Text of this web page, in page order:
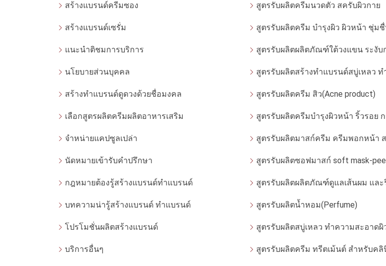
สร้างแบรนด์ครีมซอง
สร้างแบรนด์เซรั่ม
แนะนำติชมการบริการ
นโยบายส่วนบุคคล
สร้างทำแบรนด์ดูดวงด้วยชื่อมงคล
เลือกสูตรผลิตครีมผลิตอาหารเสริม
จำหน่ายแคปซูลเปล่า
นัดหมายเข้ารับคำปรึกษา
กฎหมายต้องรู้สร้างแบรนด์ทำแบรนด์
บทความน่ารู้สร้างแบรนด์ ทำแบรนด์
โปรโมชั่นผลิตสร้างแบรนด์
บริการอื่นๆ
สูตรรับผลิตครีมนวดตัว สครับผิวกาย
สูตรรับผลิตผลิตภัณฑ์ใต้วงแขน ระงับ
สูตรรับผลิตครีม สิว(Acne product)
สูตรรับผลิตผลิตภัณฑ์ดูแลเส้นผม และ
สูตรรับผลิตน้ำหอม(Perfume)